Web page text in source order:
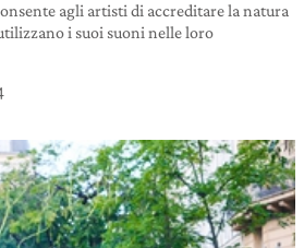
agli artisti di accreditare la natura
i suoi suoni nelle loro